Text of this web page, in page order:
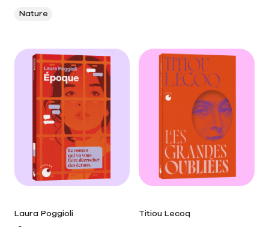
Nature
Laura Poggioli Titiou Lecoq